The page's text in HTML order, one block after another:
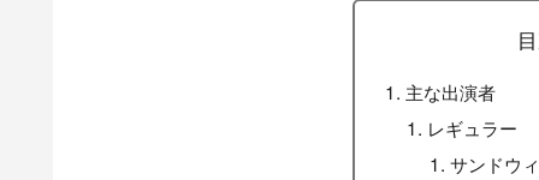
主な出演者
レギュラー
サンドウ